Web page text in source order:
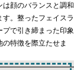
は顔のバランスと調和
す。整ったフェイスラ
プで引き締まった印象
の特徴を際立たせま